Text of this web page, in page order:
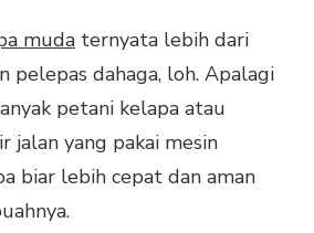
KELAPA
MUDA,
YANG
MENYEHATKAN!
muda ternyata lebih dari
pelepas dahaga, loh. Apalagi
petani kelapa atau
jalan yang pakai mesin
biar lebih cepat dan aman